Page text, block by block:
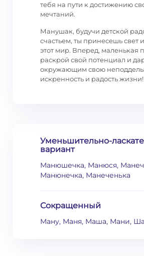
тебя на пути к достижению
мечтаний.
Манушак, будучи детской
счастьем, ты принесешь свет
этот мир. Вперед, маленькая
раскрой свой потенциал и
окружающим свою
искренность и радость жизни!
Уменьшительно-
вариант
Манюшечка, Манюся,
Манюнечка, Манеченька
Сокращенный
Ману, Маня, Маша, Мани, Ша